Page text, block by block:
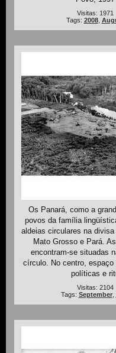
Visitas: 1971
Tags: 2008,
Os Panará, como a
povos da família
aldeias circulares na
Mato Grosso e Pará.
encontram-se situadas
círculo. No centro, espaço
políticas e
Visitas: 2104
Tags: September,